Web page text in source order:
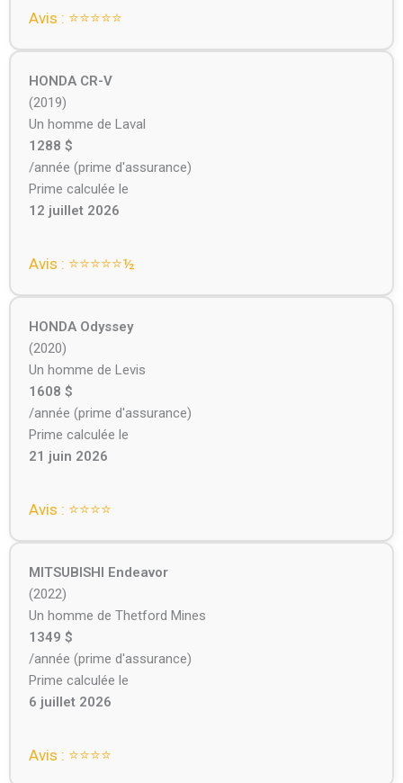
Avis : ⭐⭐⭐⭐⭐
HONDA CR-V
(2019)
Un homme de Laval
1288 $
/année (prime d'assurance)
Prime calculée le
12 juillet 2026
Avis : ⭐⭐⭐⭐⭐️½
HONDA Odyssey
(2020)
Un homme de Levis
1608 $
/année (prime d'assurance)
Prime calculée le
21 juin 2026
Avis : ⭐⭐⭐⭐
MITSUBISHI Endeavor
(2022)
Un homme de Thetford Mines
1349 $
/année (prime d'assurance)
Prime calculée le
6 juillet 2026
Avis : ⭐⭐⭐⭐